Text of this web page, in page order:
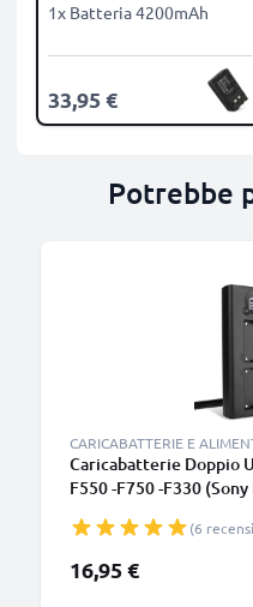
1x Batteria 4200mAh
33,95 €
Potrebbe
CARICABATTERIE E
Caricabatterie Doppio
F550 -F750 -F330
Z1 NEX-FS700R)(6
16,95 €